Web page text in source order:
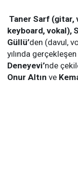
Taner Sarf (gitar,
keyboard, vokal),
Güllü’den (davul,
yılında
Deneyevi’nde
Onur Altın ve